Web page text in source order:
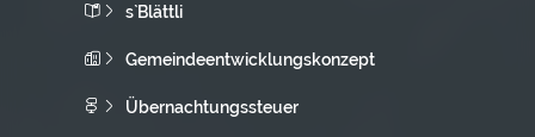
s`Blättli
Gemeindeentwicklungskonzept
Übernachtungssteuer